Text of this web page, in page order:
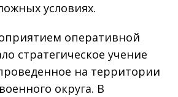
условиях.
оперативной
стратегическое учение
на территории
округа. В